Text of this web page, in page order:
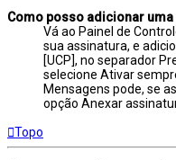
Como posso adicionar
Vá ao Painel de
sua assinatura, e
[UCP], no separador
selecione Ativar
Mensagens pode, se
opção Anexar
Topo